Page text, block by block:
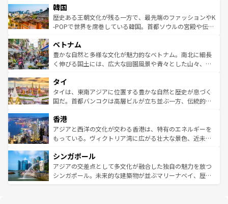
はコンテンツ一覧
いる。アクティビティも充実しており、サーフィンやダイ
ビング、ハイキングなど、アウトドア好きにはたまらな
い。オーストラリアの多彩な魅力を存分に味わいつくそ
参照してほしい。
ン）、静ひつな山岳地帯である台湾東部など、都市の喧騒
と山間の静けさが共存しており、訪れる人に新しい発見と
驚きをもたらしてくれる。また、奥深い台湾の食文化も魅
容にもいいと評判のスイーツなど、バラエティ豊かな料理
が味わえる。 なお、新着の台湾情報は コンテンツ一覧を参
照してほしい。
韓国
歴史ある王朝文化が残る一方で、最先端のファッションやK
-POPで世界を席巻している韓国。首都ソウルの宮殿や伝統
き、地方に足を延ばせば四季折々の自然美を楽しむことが
できる。そして、キムチや焼肉、絶品のストリートフード
まで、さまざまな韓国料理が待っている。夜には、韓国な
リティに包まれながら、韓国の多彩な魅力を心ゆくまで味
わってみてほしい。 なお、新着の韓国情報はコンテンツ一
覧を参照してほしい。
ベトナム
豊かな自然と多様な文化が魅力的なベトナム。南北に細長
く伸びる国土には、広大な田園風景や青々とした山々、世
急速な発展と共に伝統が息づく。ハノイの古い町並みやホ
ーチミン市のフランス統治時代の建物も、独特の雰囲気を
醸し出している。また、バラエティの豊かさとおいしさで
とつ。フォーやバインミー、ベトナムコーヒーなどは、ぜ
ひ現地で味わいたい。どの地域を訪れてもあたたかい人々
が旅行者を迎えてくれるので、きっと忘れられない旅にな
参照してほしい。
タイ
タイは、東南アジアに位置する豊かな自然と歴史が息づく
国だ。首都バンコクは高層ビルが立ち並ぶ一方、伝統的な
の活気が交差している。北部ではチェンマイなどの山岳地
帯で自然と触れ合い、南部ではプーケットやクラビの美し
いビーチでリゾート気分を楽しむことができる。タイ料理
激する。気候は一年中温暖で、どの季節にも異なる楽しみ
が待っている。親しみやすいタイの人々、仏教を中心とし
た文化、そして多様な観光資源が、訪れる旅人を魅了し続
香港
アジアと西洋の文化が交わる香港は、特有のエネルギーを
もっている。ヴィクトリア湾に広がる壮大な景色、近未来
み、どこを訪れても感動するはず。観光スポットが密集し
ており、効率よく見どころを回れるのも魅力。息をのむよ
うな絶景から文化的な体験まで、香港を存分に楽しみ尽く
シンガポール
アジアの交差点として多文化が融合した独自の魅力を放つ
シンガポール。未来的な建築物が並ぶマリーナベイ、歴史